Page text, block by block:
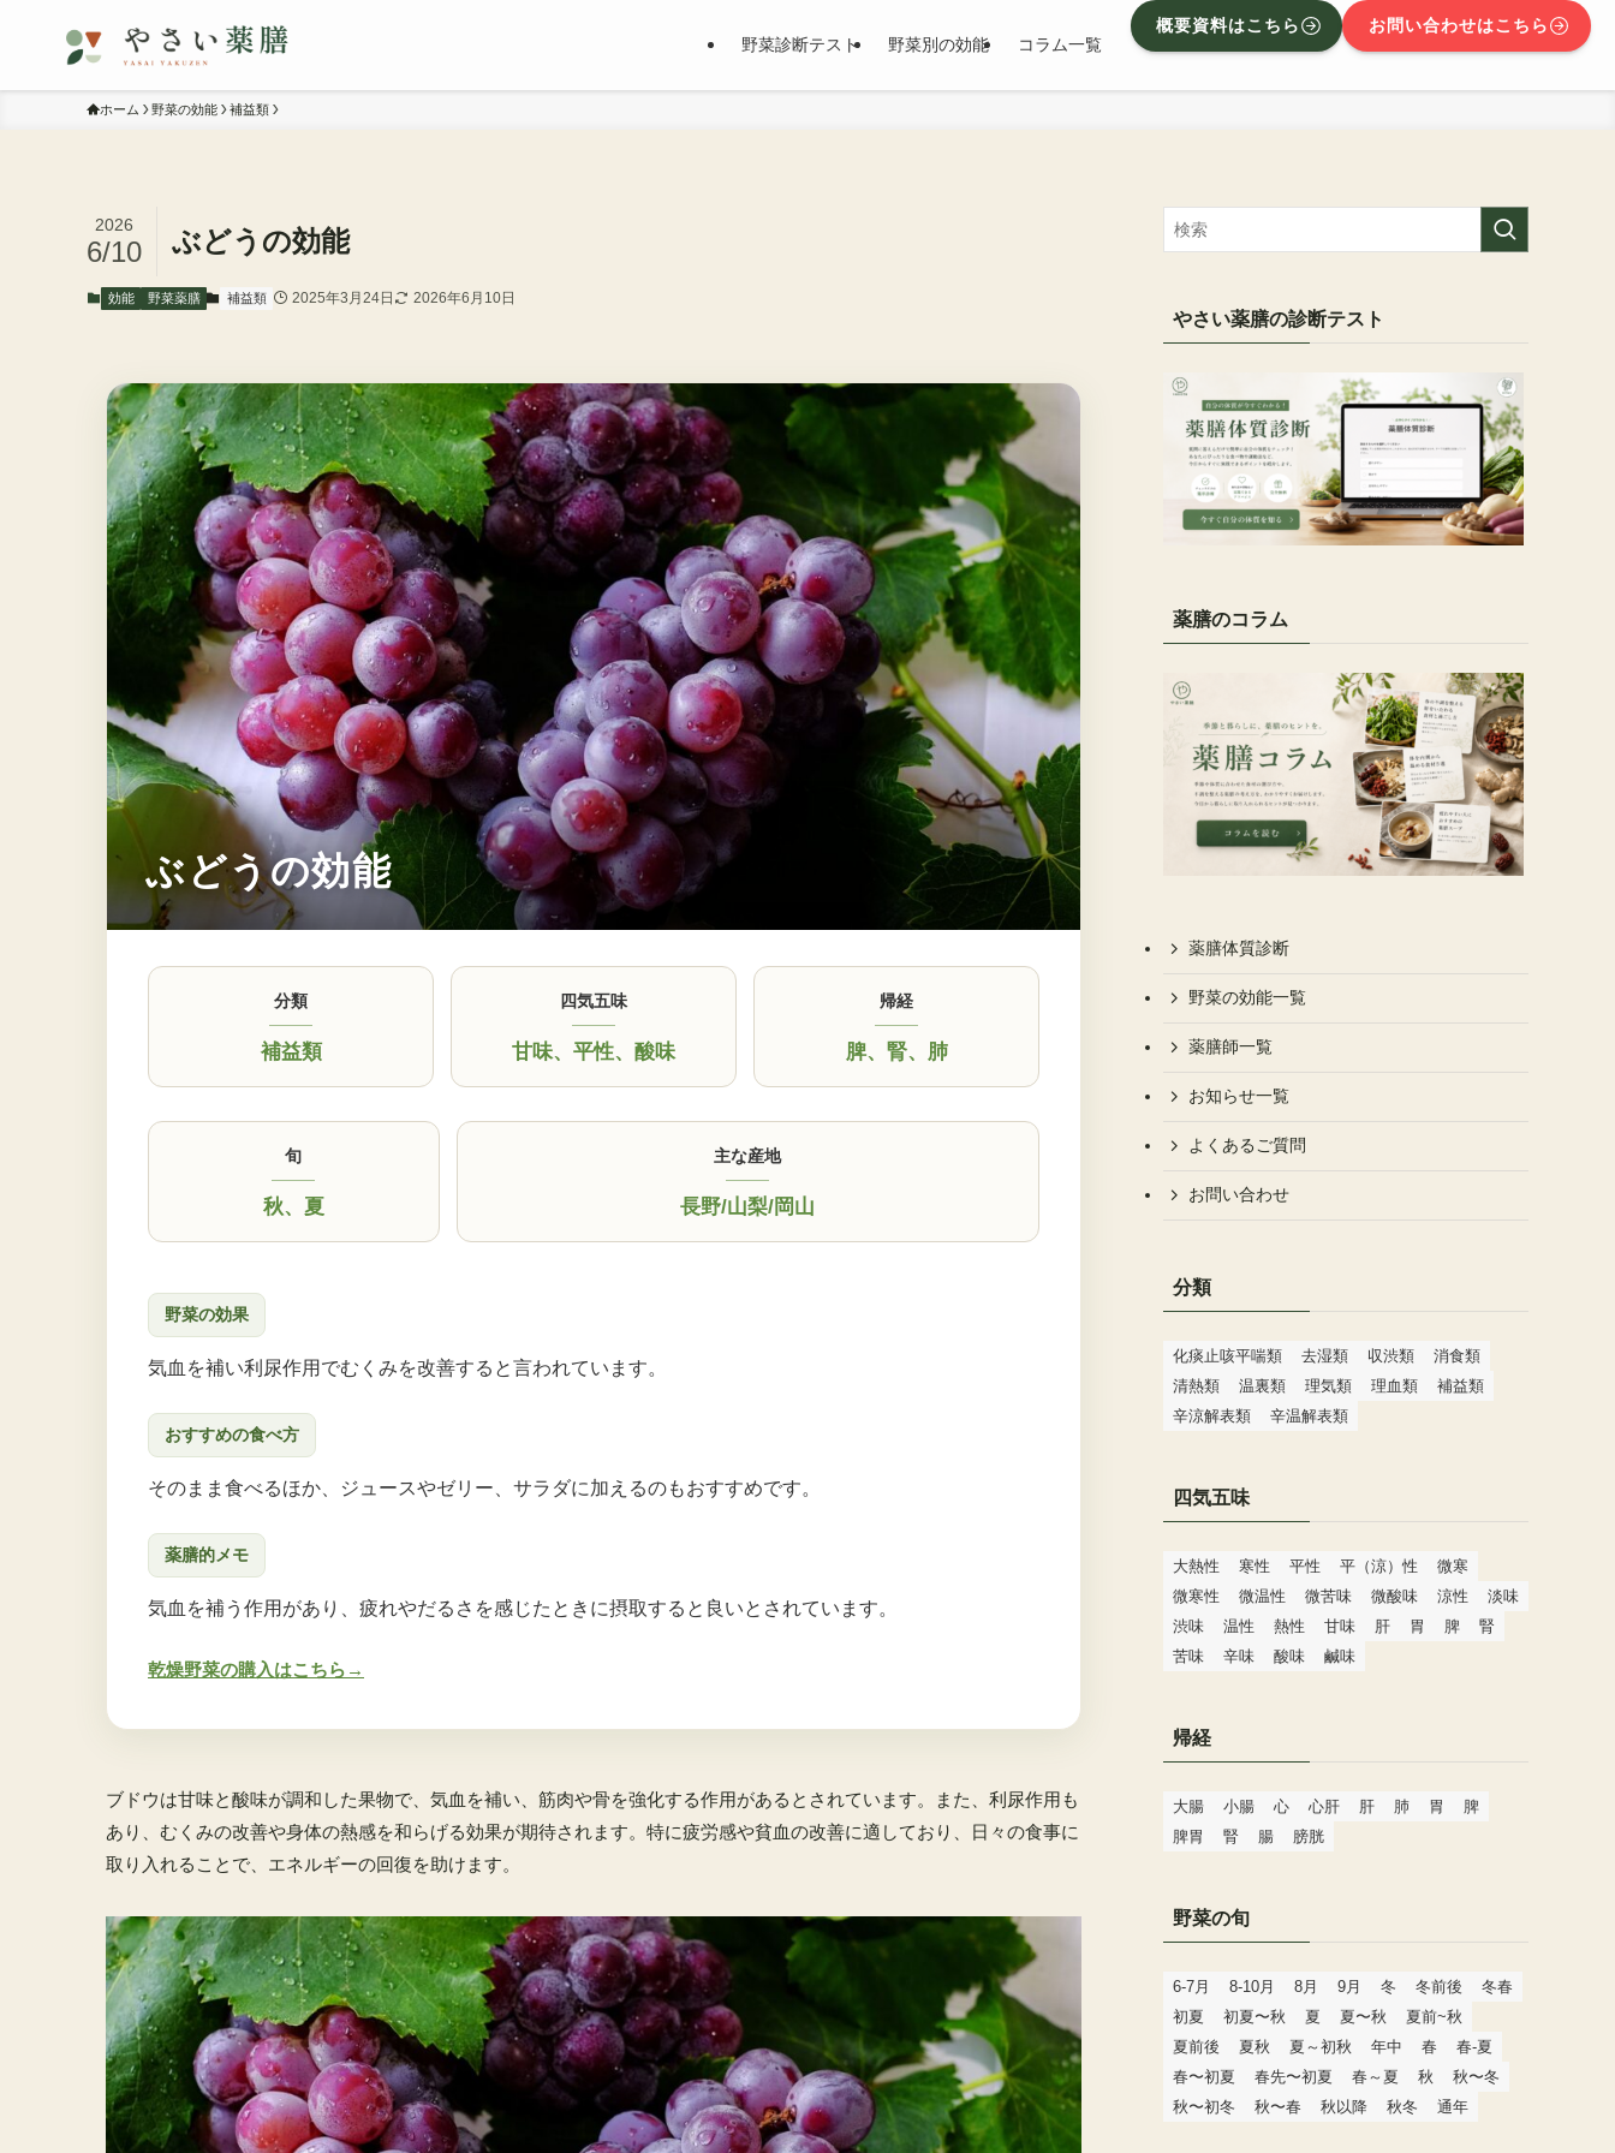
野菜診断テスト 野菜別の効能 コラム一覧
概要資料はこちら お問い合わせはこちら
ホーム 野菜の効能 補益類
ぶどうの効能
2026
6/10
効能 野菜薬膳 補益類 2025年3月24日 2026年6月10日
ぶどうの効能
分類
補益類
四気五味
甘味、 平性、 酸味
帰経
脾、 腎、 肺
旬
秋、 夏
主な産地
長野/山梨/岡山
野菜の効果
気血を補い利尿作用でむくみを改善すると言われています。
おすすめの食べ方
そのまま食べるほか、ジュースやゼリー、サラダに加えるのもおすすめです。
薬膳的メモ
気血を補う作用があり、疲れやだるさを感じたときに摂取すると良いとされています。
乾燥野菜の購入はこちら→
ブドウは甘味と酸味が調和した果物で、気血を補い、筋肉や骨を強化する作用があるとされています。また、利尿作用も
あり、むくみの改善や身体の熱感を和らげる効果が期待されます。特に疲労感や貧血の改善に適しており、日々の食事に
取り入れることで、エネルギーの回復を助けます。
やさい薬膳の診断テスト
薬膳のコラム
薬膳体質診断
野菜の効能一覧
薬膳師一覧
お知らせ一覧
よくあるご質問
お問い合わせ
分類
化痰止咳平喘類 去湿類 収渋類
消食類
清熱類
温裏類 理気類 理血類
補益類
辛涼解表類
辛温解表類
四気五味
大熱性 寒性 平性 平（涼）性
微寒
微寒性
微温性 微苦味 微酸味 涼性
淡味
渋味
温性 熱性 甘味 肝 胃 脾
腎
苦味
辛味 酸味 鹹味
帰経
大腸 小腸 心 心肝 肝 肺 胃
脾
脾胃
腎 腸 膀胱
野菜の旬
6-7月 8-10月 8月 9月 冬 冬前後
冬春
初夏
初夏〜秋 夏 夏〜秋
夏前~秋
夏前後
夏秋 夏～初秋 年中 春
春-夏
春〜初夏
春先〜初夏 春～夏 秋
秋〜冬
秋〜初冬
秋〜春 秋以降 秋冬 通年